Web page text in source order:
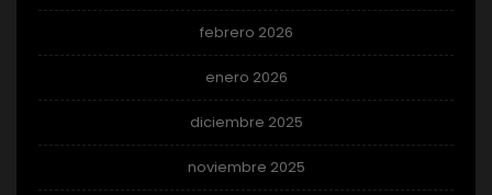
febrero 2026
enero 2026
diciembre 2025
noviembre 2025